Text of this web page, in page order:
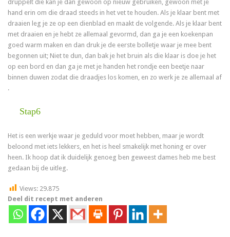
druppelt die kan je dan gewoon op nieuw gebruiken, gewoon met je
hand erin om die draad steeds in het vet te houden. Als je klaar bent met
draaien leg je ze op een dienblad en maakt de volgende. Als je klaar bent
met draaien en je hebt ze allemaal gevormd, dan ga je een koekenpan
goed warm maken en dan druk je de eerste bolletje waar je mee bent
begonnen uit; Niet te dun, dan bak je het bruin als die klaar is doe je het
op een bord en dan ga je met je handen het rondje een beetje naar
binnen duwen zodat die draadjes los komen, en zo werk je ze allemaal af
.
Stap6
Het is een werkje waar je geduld voor moet hebben, maar je wordt
beloond met iets lekkers, en het is heel smakelijk met honing er over
heen. Ik hoop dat ik duidelijk genoeg ben geweest dames heb me best
gedaan bij de uitleg.
Views: 29.875
Deel dit recept met anderen